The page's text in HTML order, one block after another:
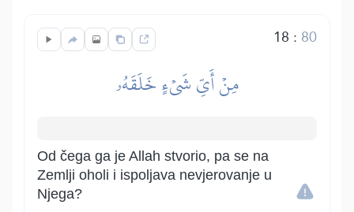
18 : 80
مِنۡ أَيِّ شَيۡءٍ خَلَقَهُۥ
Od čega ga je Allah stvorio, pa se na
Zemlji oholi i ispoljava nevjerovanje u
Njega?